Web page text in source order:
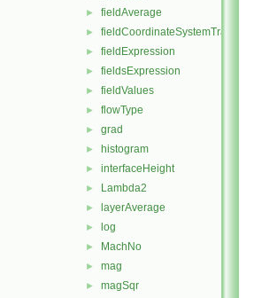
► fieldAverage
► fieldCoordinateSystemTransform
► fieldExpression
► fieldsExpression
► fieldValues
► flowType
► grad
► histogram
► interfaceHeight
► Lambda2
► layerAverage
► log
► MachNo
► mag
► magSqr